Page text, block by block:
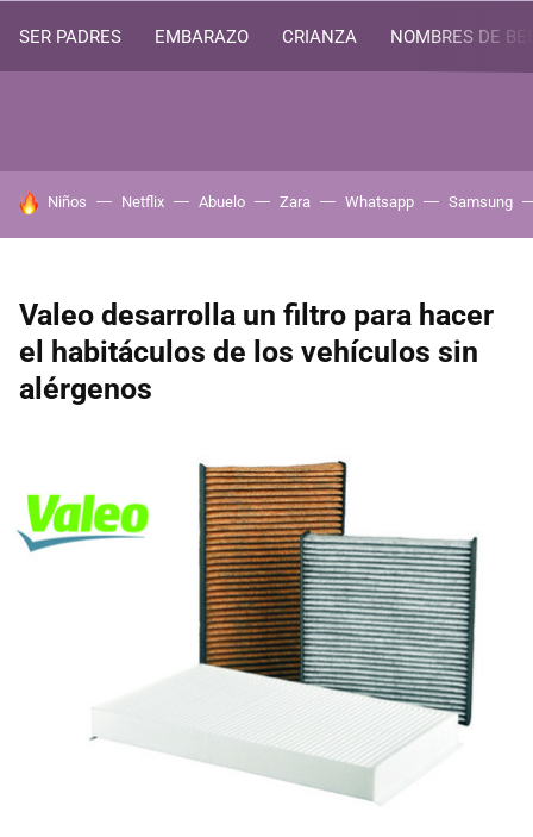
SER PADRES EMBARAZO CRIANZA NOMBRES DE
HOY SE HABLA DE
Niños Netflix Abuelo Zara Whatsapp Samsung
Valeo desarrolla un filtro para hacer
el habitáculos de los vehículos sin
alérgenos